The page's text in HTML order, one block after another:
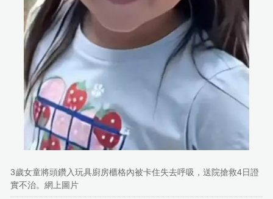
3歲女童將頭鑽入玩具廚房櫃格內被卡住失去呼吸，送院搶救4日證
實不治。網上圖片